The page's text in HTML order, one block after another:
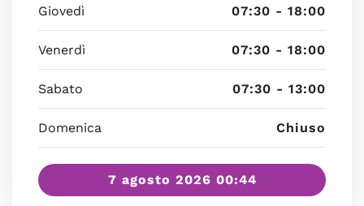
Giovedì 07:30 - 18:00
Venerdì 07:30 - 18:00
Sabato 07:30 - 13:00
Domenica Chiuso
7 agosto 2026 00:44